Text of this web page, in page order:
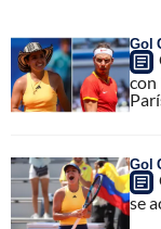
Gol
con
Gol
se